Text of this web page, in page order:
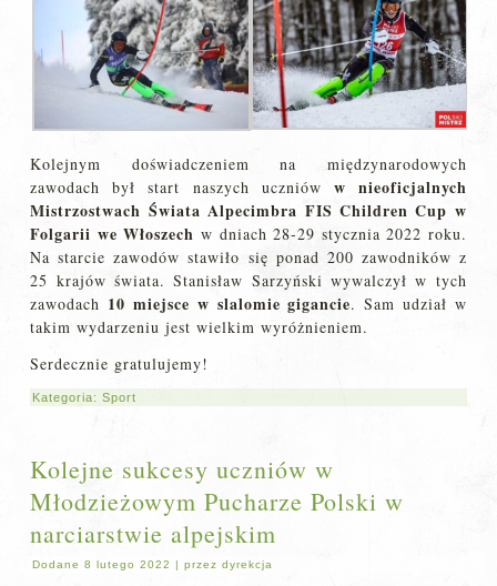
Kolejnym doświadczeniem na międzynarodowych
zawodach był start naszych uczniów w nieoficjalnych
Mistrzostwach Świata Alpecimbra FIS Children Cup w
Folgarii we Włoszech w dniach 28-29 stycznia 2022 roku.
Na starcie zawodów stawiło się ponad 200 zawodników z
25 krajów świata. Stanisław Sarzyński wywalczył w tych
zawodach 10 miejsce w slalomie gigancie. Sam udział w
takim wydarzeniu jest wielkim wyróżnieniem.
Serdecznie gratulujemy!
Kategoria:Sport
Kolejne sukcesy uczniów w
Młodzieżowym Pucharze Polski w
narciarstwie alpejskim
Dodane 8 lutego 2022 |przez dyrekcja